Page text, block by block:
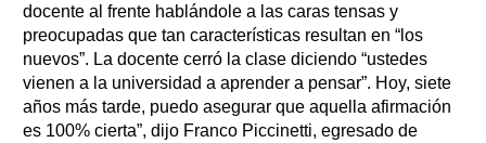
docente al frente hablándole a las caras tensas y
preocupadas que tan características resultan en “los
nuevos”. La docente cerró la clase diciendo “ustedes
vienen a la universidad a aprender a pensar”. Hoy, siete
años más tarde, puedo asegurar que aquella afirmación
es 100% cierta”, dijo Franco Piccinetti, egresado de